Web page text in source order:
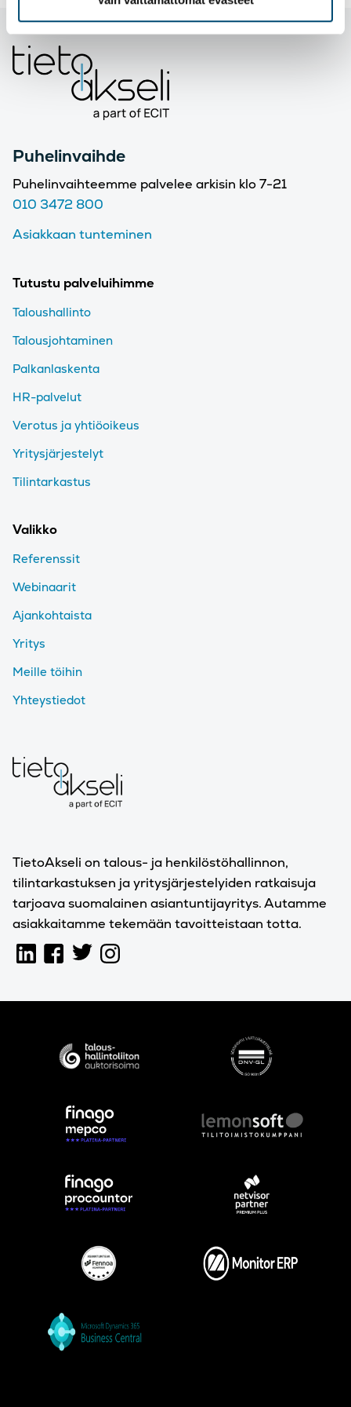
TietoAkseli on talous- ja henkilöstöhallinnon,
tilintarkastuksen ja yritysjärjestelyiden ratkaisuja
tarjoava suomalainen asiantuntijayritys. Autamme
asiakkaitamme tekemään tavoitteistaan totta.
Puhelinvaihde
Puhelinvaihteemme palvelee arkisin klo 7-21
010 3472 800
Asiakkaan tunteminen
Tutustu palveluihimme
Taloushallinto
Talousjohtaminen
Palkanlaskenta
HR-palvelut
Verotus ja yhtiöoikeus
Yritysjärjestelyt
Tilintarkastus
Valikko
Referenssit
Webinaarit
Ajankohtaista
Yritys
Meille töihin
Yhteystiedot